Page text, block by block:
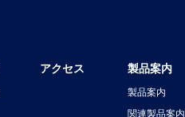
アクセス 製品案内
製品案内
関連製品案内